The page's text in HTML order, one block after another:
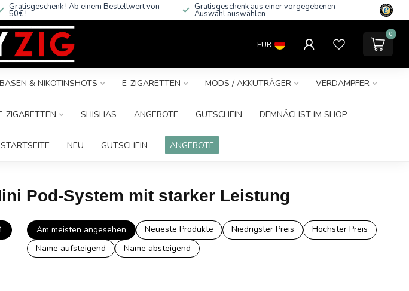
Gratisgeschenk ! Ab einem Bestellwert von
50€ !
Gratisgeschenk aus einer vorgegebenen
Auswahl auswählen
EUR
0
BASEN & NIKOTINSHOTS E-ZIGARETTEN MODS / AKKUTRÄGER VERDAMPFER
ZIGARETTEN SHISHAS ANGEBOTE GUTSCHEIN DEMNÄCHST IM SHOP
STARTSEITE NEU GUTSCHEIN ANGEBOTE
Pod-System mit starker Leistung
Am meisten angesehen Neueste Produkte Niedrigster Preis
Höchster Preis
Name aufsteigend
Name absteigend